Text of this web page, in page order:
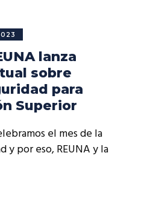
lanza
sobre
para
Superior
el mes de la
y por eso, REUNA y la